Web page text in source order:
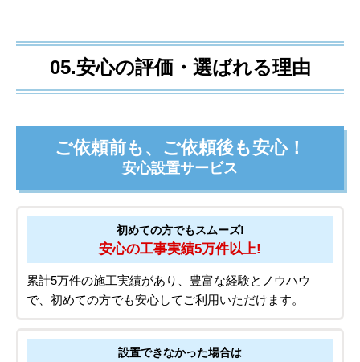
05.安心の評価・選ばれる理由
ご依頼前も、ご依頼後も安心！
安心設置サービス
初めての方でもスムーズ!
安心の工事実績5万件以上!
累計5万件の施工実績があり、豊富な経験とノウハウ
で、初めての方でも安心してご利用いただけます。
設置できなかった場合は